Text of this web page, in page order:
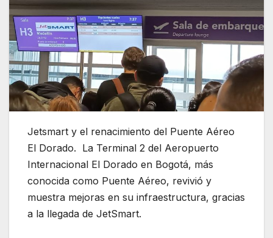
Jetsmart y el renacimiento del Puente Aéreo
El Dorado. La Terminal 2 del Aeropuerto
Internacional El Dorado en Bogotá, más
conocida como Puente Aéreo, revivió y
muestra mejoras en su infraestructura, gracias
a la llegada de JetSmart.